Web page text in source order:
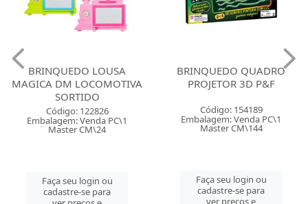
BRINQUEDO LOUSA
MAGICA DM LOCOMOTIVA
SORTIDO
Código: 122826
Embalagem: Venda PC\1
Master CM\24
Faça seu login ou
cadastre-se para
BRINQUEDO QUADRO
PROJETOR 3D P&F
Código: 154189
Embalagem: Venda PC\1
Master CM\144
Faça seu login ou
cadastre-se para
ver preços e